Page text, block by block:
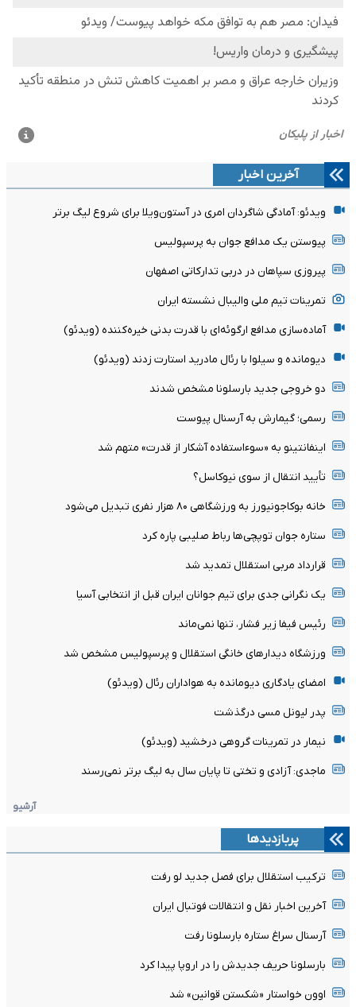
آخرین اخبار
ویدئو: آمادگی شاگردان امری در آستون‌ویلا برای شروع لیگ برتر
پیوستن یک مدافع جوان به پرسپولیس
پیروزی سپاهان در دربی تدارکاتی اصفهان
تمرینات تیم ملی والیبال نشسته ایران
آماده‌سازی مدافع ارگوئه‌ای با قدرت بدنی خیره‌کننده (ویدئو)
دیومانده و سیلوا با رئال مادرید استارت زدند (ویدئو)
دو خروجی جدید بارسلونا مشخص شدند
رسمی؛ گیمارش به آرسنال پیوست
اینفانتینو به «سوءاستفاده آشکار از قدرت» متهم شد
تأیید انتقال از سوی نیوکاسل؟
خانه بوکاجونیورز به ورزشگاهی ۸۰ هزار نفری تبدیل می‌شود
ستاره جوان توپچی‌ها رباط صلیبی پاره کرد
قرارداد مربی استقلال تمدید شد
یک نگرانی جدی برای تیم جوانان ایران قبل از انتخابی آسیا
رئیس فیفا زیر فشار، تنها نمی‌ماند
ورزشگاه دیدارهای خانگی استقلال و پرسپولیس مشخص شد
امضای یادگاری دیومانده به هواداران رئال (ویدئو)
پدر لیونل مسی درگذشت
نیمار در تمرینات گروهی درخشید (ویدئو)
ماجدی: آزادی و تختی تا پایان سال به لیگ برتر نمی‌رسند
آرشیو
پربازدیدها
ترکیب استقلال برای فصل جدید لو رفت
آخرین اخبار نقل و انتقالات فوتبال ایران
آرسنال سراغ ستاره بارسلونا رفت
بارسلونا حریف جدیدش را در اروپا پیدا کرد
اوون خواستار «شکستن قوانین» شد